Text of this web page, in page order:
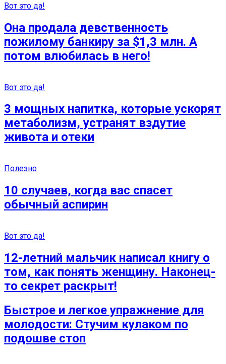
Вот это да!
Она продала девственность
пожилому банкиру за $1,3 млн. А
потом влюбилась в него!
Вот это да!
3 мощных напитка, которые ускорят
метаболизм, устранят вздутие
живота и отеки
Полезно
10 случаев, когда вас спасет
обычный аспирин
Вот это да!
12-летний мальчик написал книгу о
том, как понять женщину. Наконец-
то секрет раскрыт!
Быстрое и легкое упражнение для
молодости: Стучим кулаком по
подошве стоп